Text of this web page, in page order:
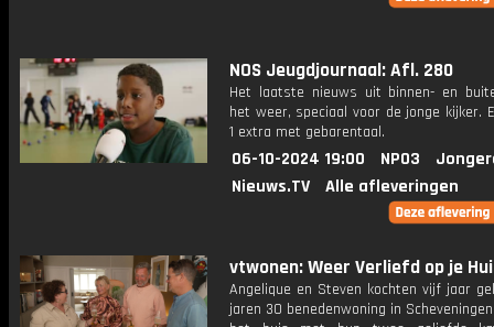
NOS Jeugdjournaal: Afl. 280
Het laatste nieuws uit binnen- en
het weer, speciaal voor de jonge kijker.
1 extra met gebarentaal.
06-10-2024 19:00 NPO3
Nieuws.TV
Alle afleveringen
vtwonen: Weer Verliefd op je
Angelique en Steven kochten vijf jaar
jaren 30 benedenwoning in